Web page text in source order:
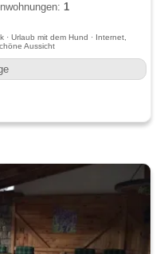
1
Urlaub mit dem Hund · Internet,
Aussicht